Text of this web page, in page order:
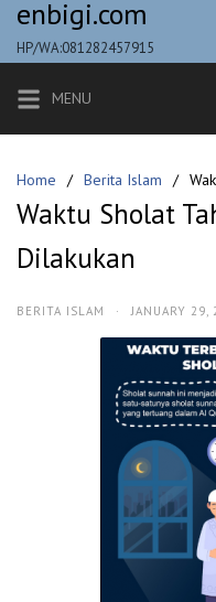
Skip
content
enbigi.com
HP/WA:081282457915
MENU
Home Berita Islam
Waktu Sholat
Dilakukan
BERITA ISLAM · JANUARY 29,